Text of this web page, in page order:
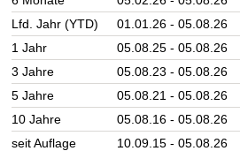
Lfd. Jahr (YTD)
01.01.26 - 05.08.26
1 Jahr
05.08.25 - 05.08.26
3 Jahre
05.08.23 - 05.08.26
5 Jahre
05.08.21 - 05.08.26
10 Jahre
05.08.16 - 05.08.26
seit Auflage
10.09.15 - 05.08.26